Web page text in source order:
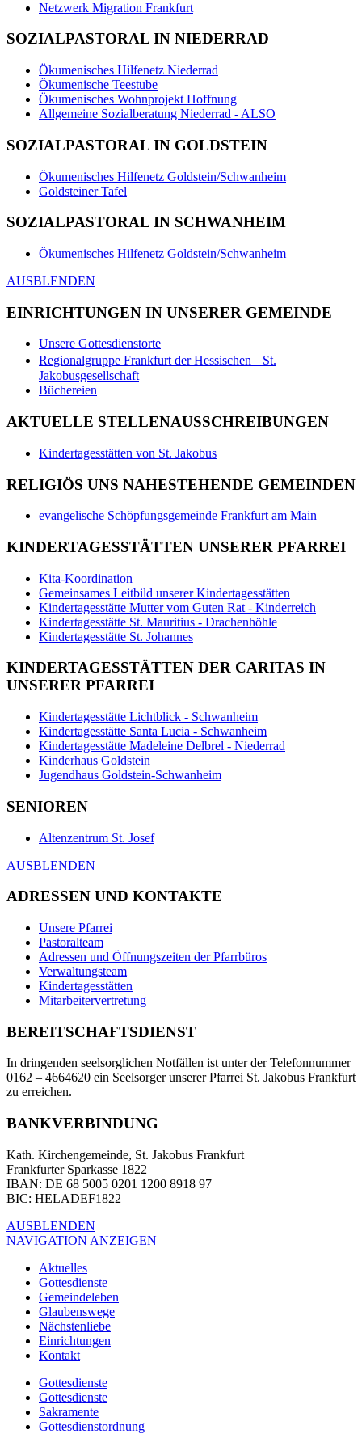
Netzwerk Migration Frankfurt
SOZIALPASTORAL IN NIEDERRAD
Ökumenisches Hilfenetz Niederrad
Ökumenische Teestube
Ökumenisches Wohnprojekt Hoffnung
Allgemeine Sozialberatung Niederrad - ALSO
SOZIALPASTORAL IN GOLDSTEIN
Ökumenisches Hilfenetz Goldstein/Schwanheim
Goldsteiner Tafel
SOZIALPASTORAL IN SCHWANHEIM
Ökumenisches Hilfenetz Goldstein/Schwanheim
AUSBLENDEN
EINRICHTUNGEN IN UNSERER GEMEINDE
Unsere Gottesdienstorte
Regionalgruppe Frankfurt der Hessischen St.
Jakobusgesellschaft
Büchereien
AKTUELLE STELLENAUSSCHREIBUNGEN
Kindertagesstätten von St. Jakobus
RELIGIÖS UNS NAHESTEHENDE GEMEINDEN
evangelische Schöpfungsgemeinde Frankfurt am Main
KINDERTAGESSTÄTTEN UNSERER PFARREI
Kita-Koordination
Gemeinsames Leitbild unserer Kindertagesstätten
Kindertagesstätte Mutter vom Guten Rat - Kinderreich
Kindertagesstätte St. Mauritius - Drachenhöhle
Kindertagesstätte St. Johannes
KINDERTAGESSTÄTTEN DER CARITAS IN
UNSERER PFARREI
Kindertagesstätte Lichtblick - Schwanheim
Kindertagesstätte Santa Lucia - Schwanheim
Kindertagesstätte Madeleine Delbrel - Niederrad
Kinderhaus Goldstein
Jugendhaus Goldstein-Schwanheim
SENIOREN
Altenzentrum St. Josef
AUSBLENDEN
ADRESSEN UND KONTAKTE
Unsere Pfarrei
Pastoralteam
Adressen und Öffnungszeiten der Pfarrbüros
Verwaltungsteam
Kindertagesstätten
Mitarbeitervertretung
BEREITSCHAFTSDIENST
In dringenden seelsorglichen Notfällen ist unter der Telefonnummer
0162 – 4664620 ein Seelsorger unserer Pfarrei St. Jakobus Frankfurt
zu erreichen.
BANKVERBINDUNG
Kath. Kirchengemeinde, St. Jakobus Frankfurt
Frankfurter Sparkasse 1822
IBAN: DE 68 5005 0201 1200 8918 97
BIC: HELADEF1822
AUSBLENDEN
NAVIGATION ANZEIGEN
Aktuelles
Gottesdienste
Gemeindeleben
Glaubenswege
Nächstenliebe
Einrichtungen
Kontakt
Gottesdienste
Gottesdienste
Sakramente
Gottesdienstordnung